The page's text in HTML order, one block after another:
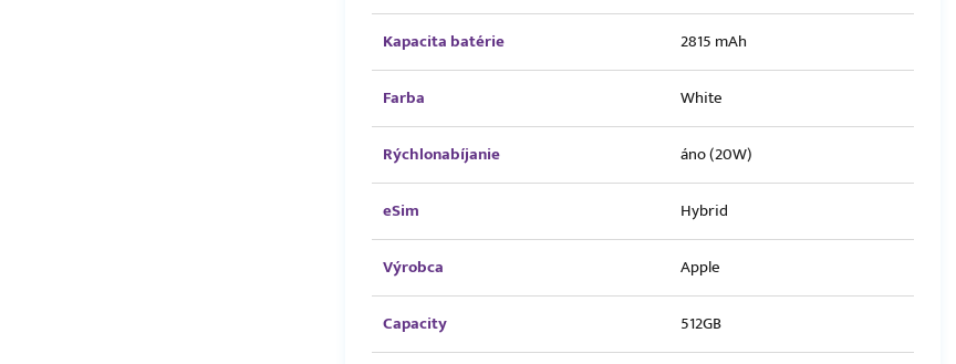
Kapacita batérie 2815 mAh
Farba White
Rýchlonabíjanie áno (20W)
eSim Hybrid
Výrobca Apple
Capacity 512GB